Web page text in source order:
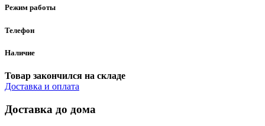
Режим работы
Телефон
Наличие
Товар закончился на складе
Доставка и оплата
Доставка до дома